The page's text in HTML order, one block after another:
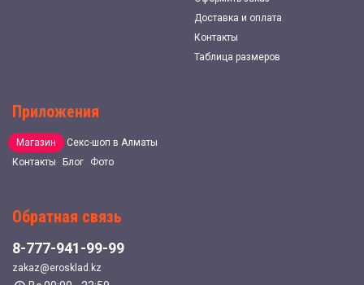
Доставка и оплата
Контакты
Таблица размеров
Приложения
Магазин
Секс-шоп в Алматы
Контакты
Блог Фото
Обратная связь
8-777-941-99-99
zakaz@erosklad.kz